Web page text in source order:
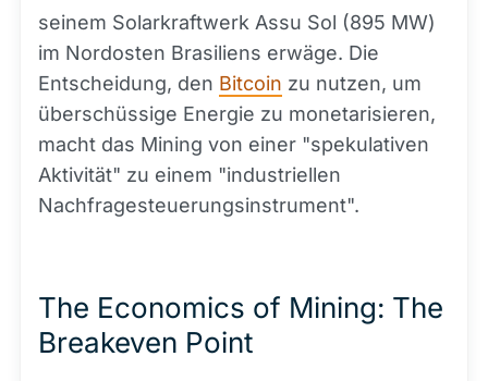
seinem Solarkraftwerk Assu Sol (895 MW)
im Nordosten Brasiliens erwäge. Die
Entscheidung, den Bitcoin zu nutzen, um
überschüssige Energie zu monetarisieren,
macht das Mining von einer "spekulativen
Aktivität" zu einem "industriellen
Nachfragesteuerungsinstrument".
The Economics of Mining: The
Breakeven Point